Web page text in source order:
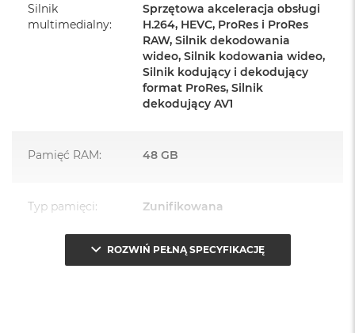
Zawartość zestawu:
Przewód zasilający (1,8m)
mierzy 12,7 cm, więc komputer z łatwością zmieści się pod
monitorem, ale możesz swobodnie postawić go, gdzie
Silnik
multimedialny:
Sprzętowa akceleracja obsługi
H.264, HEVC, ProRes i ProRes
RAW, Silnik dekodowania
wideo, Silnik kodowania wideo,
Silnik kodujący i dekodujący
format ProRes, Silnik
dekodujący AV1
Pamięć RAM: 48 GB
Typ pamięci: Zunifikowana
Przepustowość
273 GB/s
ROZWIŃ PEŁNĄ SPECYFIKACJĘ